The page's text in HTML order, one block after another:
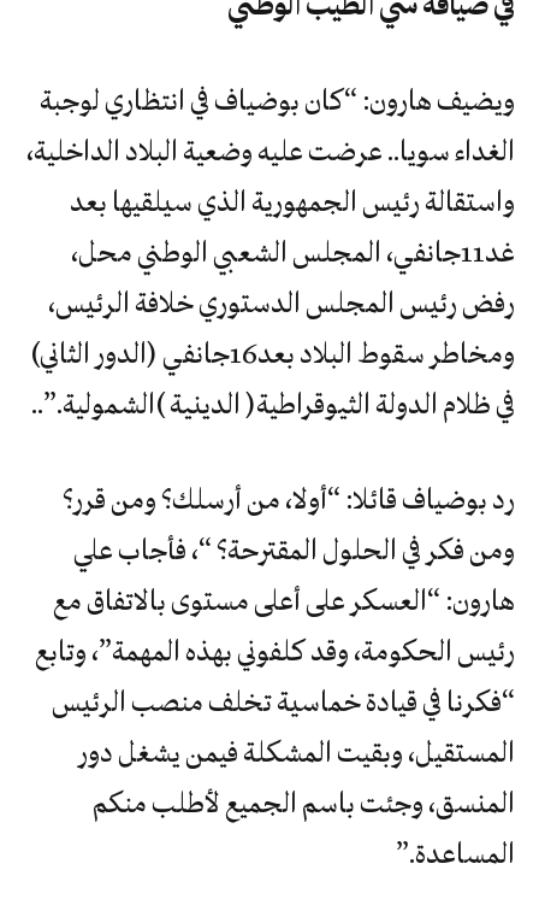
ويضيف هارون: “كان بوضياف في انتظاري لوجبة
الغداء سويا.. عرضت عليه وضعية البلاد الداخلية،
واستقالة رئيس الجمهورية الذي سيلقيها بعد
غد11جانفي، المجلس الشعبي الوطني محل،
رفض رئيس المجلس الدستوري خلافة الرئيس،
ومخاطر سقوط البلاد بعد16جانفي (الدور الثاني)
في ظلام‭ ‬الدولة‭ ‬الثيوقراطية‭ ‬‮(‬الدينية‮)‬‭ ‬الشمولية‭..‬‮”‬‭.‬
رد بوضياف قائلا: “أولا، من أرسلك؟ ومن قرر؟
ومن فكر في الحلول المقترحة؟ “، فأجاب علي
هارون: “العسكر على أعلى مستوى بالاتفاق مع
رئيس الحكومة، وقد كلفوني بهذه المهمة”، وتابع
“فكرنا في قيادة خماسية تخلف منصب الرئيس
المستقيل، وبقيت المشكلة فيمن يشغل دور
‬المساعدة‮”‬‭.‬